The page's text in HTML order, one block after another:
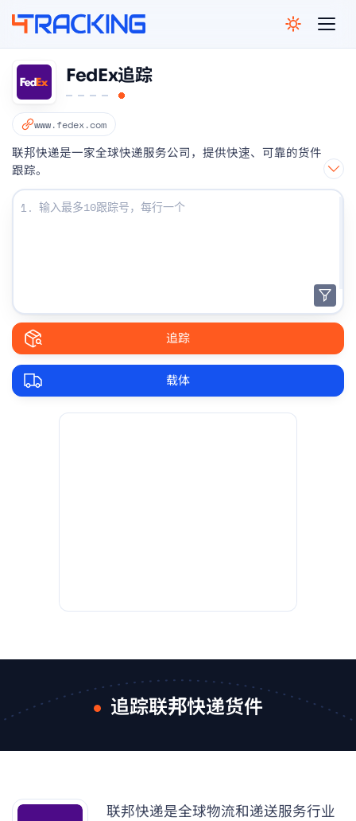
FedEx追踪
www.fedex.com
联邦快递是一家全球快递服务公司，提供快速、可靠的货件
跟踪。
输入您的跟踪号码：
1.
追踪
载体
追踪联邦快递货件
联邦快递是全球物流和递送服务行业